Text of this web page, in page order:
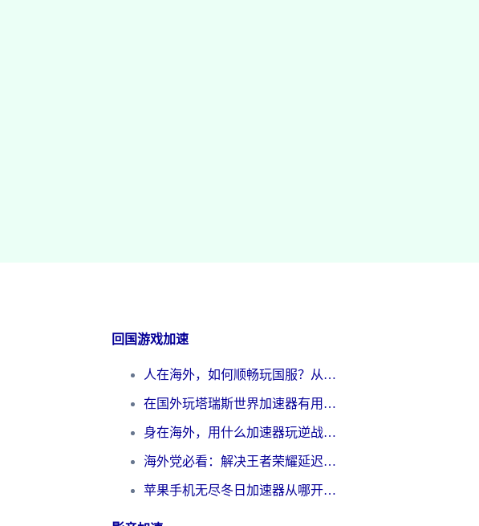
回国游戏加速
人在海外，如何顺畅玩国服？从《王者荣耀》到《云图计划》的加速器终极指南
在国外玩塔瑞斯世界加速器有用吗？海外玩家亲测后的真实答案
身在海外，用什么加速器玩逆战才能告别延迟？
海外党必看：解决王者荣耀延迟的加速器终极指南——从EVE到猫和老鼠，一个工具全搞定
苹果手机无尽冬日加速器从哪开启？海外玩家的冬日生存指南